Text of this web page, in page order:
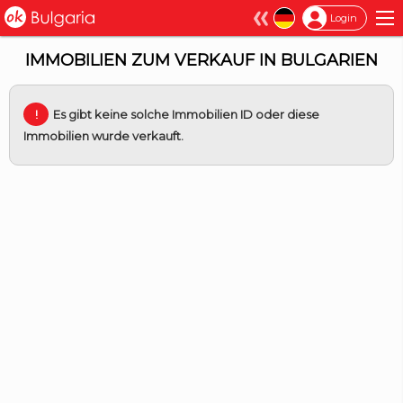
Login ×
IMMOBILIEN ZUM VERKAUF IN BULGARIEN
Es gibt keine solche Immobilien ID oder diese
Immobilien wurde verkauft.